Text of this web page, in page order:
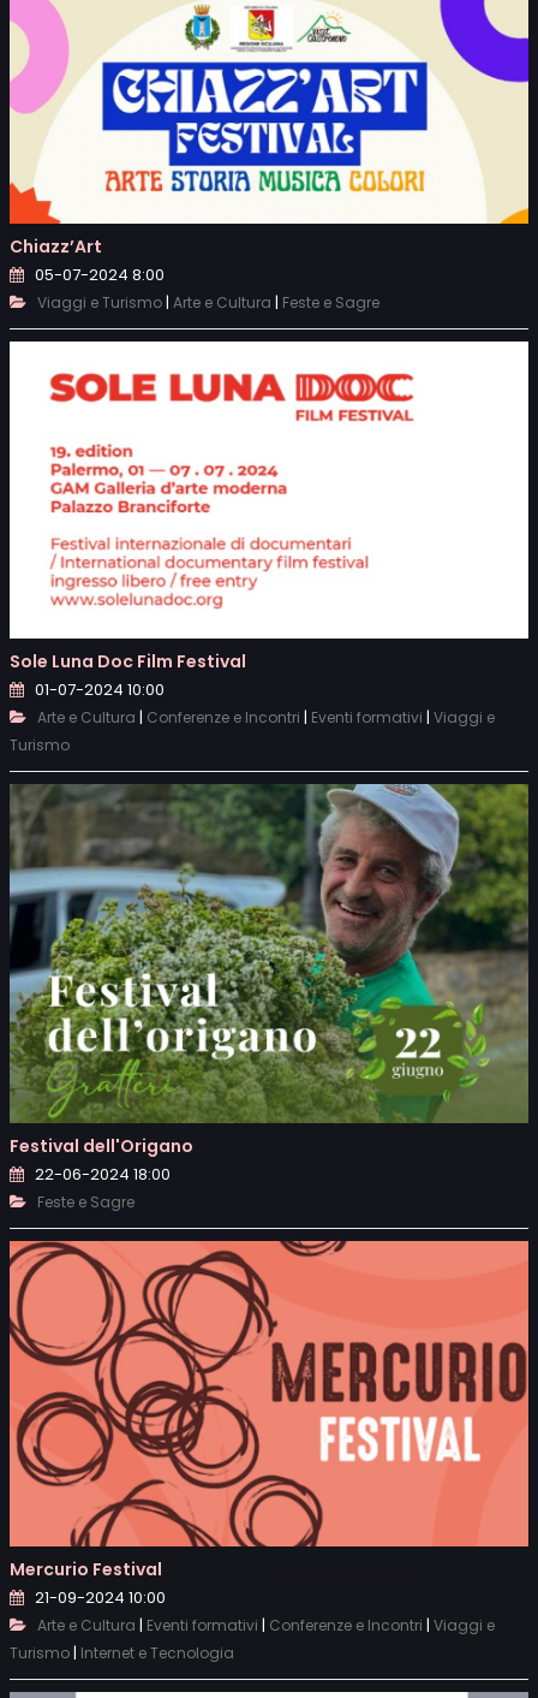
Chiazz’Art
05-07-2024 8:00
Viaggi e Turismo| Arte e Cultura | Feste e Sagre
Sole Luna Doc Film Festival
01-07-2024 10:00
Arte e Cultura | Conferenze e Incontri | Eventi formativi | Viaggi e
Turismo
Festival dell'Origano
22-06-2024 18:00
Feste e Sagre
Mercurio Festival
21-09-2024 10:00
Arte e Cultura | Eventi formativi | Conferenze e Incontri | Viaggi e
Turismo | Internet e Tecnologia